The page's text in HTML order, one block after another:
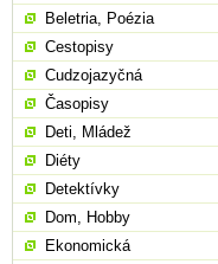
Beletria, Poézia
Cestopisy
Cudzojazyčná
Časopisy
Deti, Mládež
Diéty
Detektívky
Dom, Hobby
Ekonomická